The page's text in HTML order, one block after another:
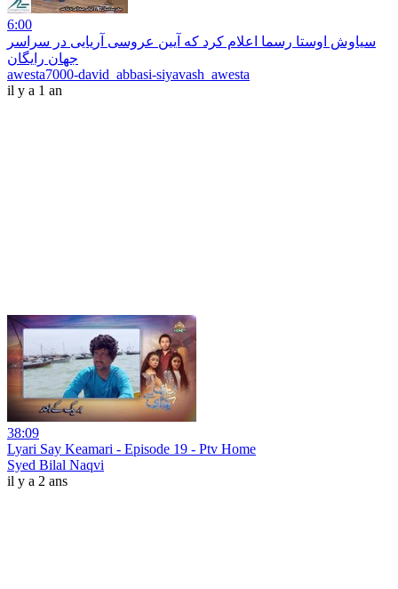
6:00
سیاوش اوستا رسما اعلام کرد که آیین عروسی آریایی در سراسر
جهان رایگان
awesta7000-david_abbasi-siyavash_awesta
il y a 1 an
38:09
Lyari Say Keamari - Episode 19 - Ptv Home
Syed Bilal Naqvi
il y a 2 ans